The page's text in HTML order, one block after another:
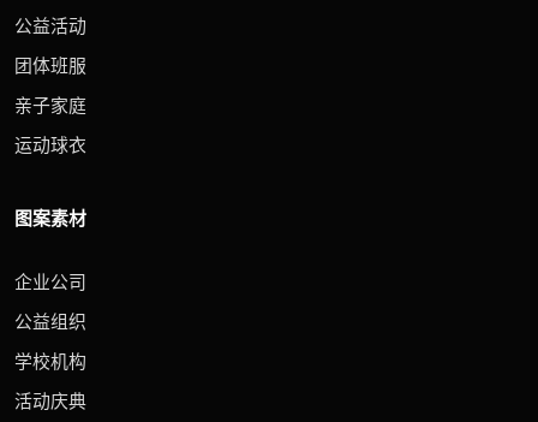
公益活动
团体班服
亲子家庭
运动球衣
图案素材
企业公司
公益组织
学校机构
活动庆典